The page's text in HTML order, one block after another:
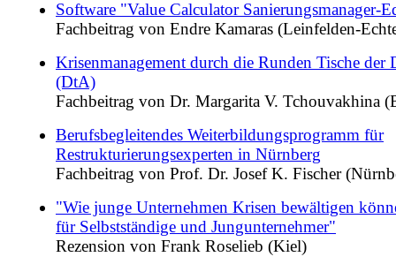
Software "Value Calculator Sanierungsmanager-
Fachbeitrag von Endre Kamaras (Leinfelden-
Krisenmanagement durch die Runden Tische der
(DtA)
Fachbeitrag von Dr. Margarita V. Tchouvakhina
Berufsbegleitendes Weiterbildungsprogramm für
Restrukturierungsexperten in Nürnberg
Fachbeitrag von Prof. Dr. Josef K. Fischer
"Wie junge Unternehmen Krisen bewältigen
für Selbstständige und Jungunternehmer"
Rezension von Frank Roselieb (Kiel)